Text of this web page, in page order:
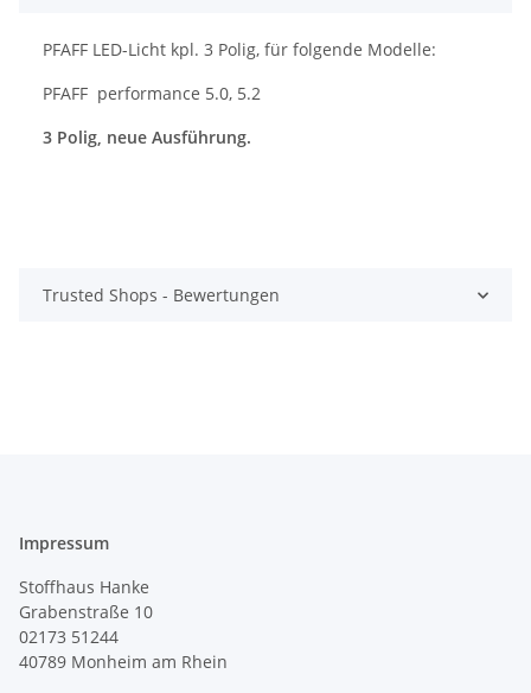
PFAFF LED-Licht kpl. 3 Polig, für folgende Modelle:
PFAFF performance 5.0, 5.2
3 Polig, neue Ausführung.
Trusted Shops - Bewertungen
Impressum
Stoffhaus Hanke
Grabenstraße 10
02173 51244
40789 Monheim am Rhein